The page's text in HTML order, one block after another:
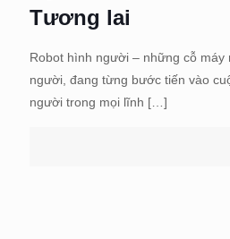
Tương lai
Robot hình người – những cỗ máy
người, đang từng bước tiến vào
người trong mọi lĩnh […]